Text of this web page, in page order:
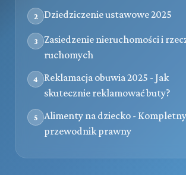
2 Dziedziczenie ustawowe 2025
3
Zasiedzenie nieruchomości i
ruchomych
4
Reklamacja obuwia 2025 - Jak
skutecznie reklamować buty?
5
Alimenty na dziecko - Kompletny
przewodnik prawny